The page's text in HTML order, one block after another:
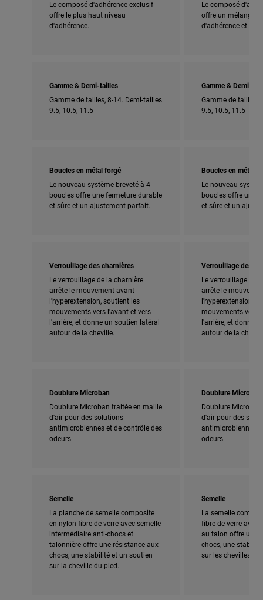
Le composé d'adhérence exclusif
offre le plus haut niveau
d'adhérence.
Le composé
offre un mélange
d'adhérence et de
Gamme & Demi-tailles
Gamme de tailles, 8-14. Demi-tailles
9.5, 10.5, 11.5
Gamme & Demi-
Gamme de tailles,
9.5, 10.5, 11.5
Boucles en métal forgé
Le nouveau système breveté à 4
boucles offre une fermeture durable
et sûre et un ajustement parfait.
Boucles en métal
Le nouveau
boucles offre une
et sûre et un
Verrouillage des charnières
Le verrouillage de la charnière
arrête le mouvement avant
l'hyperextension, soutient les
mouvements vers l'avant et vers
l'arrière, et donne un soutien latéral
autour de la cheville.
Verrouillage des
Le verrouillage de
arrête le
l'hyperextension,
mouvements vers
l'arrière, et donne
autour de la
Doublure Microban
Doublure Microban traitée en maille
d'air pour des solutions
antimicrobiennes et de contrôle des
odeurs.
Doublure Microban
Doublure
d'air pour des
antimicrobiennes
odeurs.
Semelle
La planche de semelle composite
en nylon-fibre de verre avec semelle
intermédiaire anti-chocs et
talonnière offre une résistance aux
chocs, une stabilité et un soutien
sur la cheville du pied.
Semelle
La semelle
fibre de verre avec
au talon offre une
chocs, une
sur les chevilles.